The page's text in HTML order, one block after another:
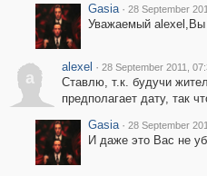
Gasia · 28 September
Уважаемый alexel,Вы
a
alexel · 28 September 2011,
Ставлю, т.к. будучи
предполагает дату, так
Gasia · 28 September
И даже это Вас не